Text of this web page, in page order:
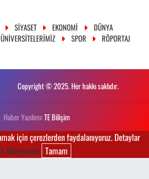
SİYASET EKONOMİ
DÜNYA
ÜNİVERSİTELERİMİZ SPOR RÖPORTAJ
Copyright © 2025. Her hakkı saklıdır.
Haber Yazılımı:TE Bilişim
için çerezlerden faydalanıyoruz. Detaylar
Sözleşmesi Tamam